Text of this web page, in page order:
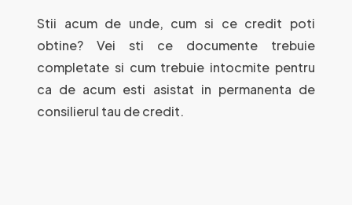
Stii acum de unde, cum si ce credit poti
obtine? Vei sti ce documente trebuie
completate si cum trebuie intocmite pentru
ca de acum esti asistat in permanenta de
consilierul tau de credit.